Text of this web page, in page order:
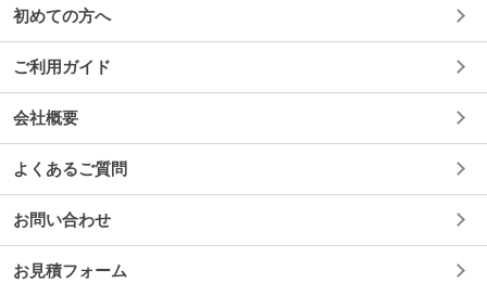
初めての方へ
ご利用ガイド
会社概要
よくあるご質問
お問い合わせ
お見積フォーム